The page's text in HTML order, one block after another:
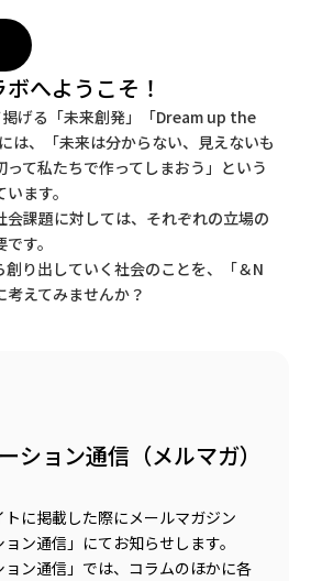
へようこそ！
げる「未来創発」「Dream up the
は、「未来は分からない、見えないも
て私たちで作ってしまおう」という
ます。
会課題に対しては、それぞれの立場の
す。
り出していく社会のことを、「＆N
えてみませんか？
ション通信（メルマガ）
に掲載した際にメールマガジン
ョン通信」にてお知らせします。
ョン通信」では、コラムのほかに各